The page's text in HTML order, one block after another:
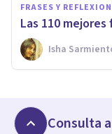
FRASES Y
Las 110
Isha
Consulta